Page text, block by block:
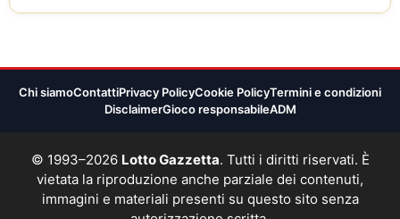
Chi siamoContattiPrivacy PolicyCookie PolicyTermini e condizioni
DisclaimerGioco responsabileADM
© 1993–2026 Lotto Gazzetta. Tutti i diritti riservati. È
vietata la riproduzione anche parziale dei contenuti,
immagini e materiali presenti su questo sito senza